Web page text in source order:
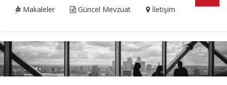
Makaleler Güncel Mevzuat İletişim